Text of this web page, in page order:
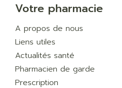
Votre pharmacie
A propos de nous
Liens utiles
Actualités santé
Pharmacien de garde
Prescription